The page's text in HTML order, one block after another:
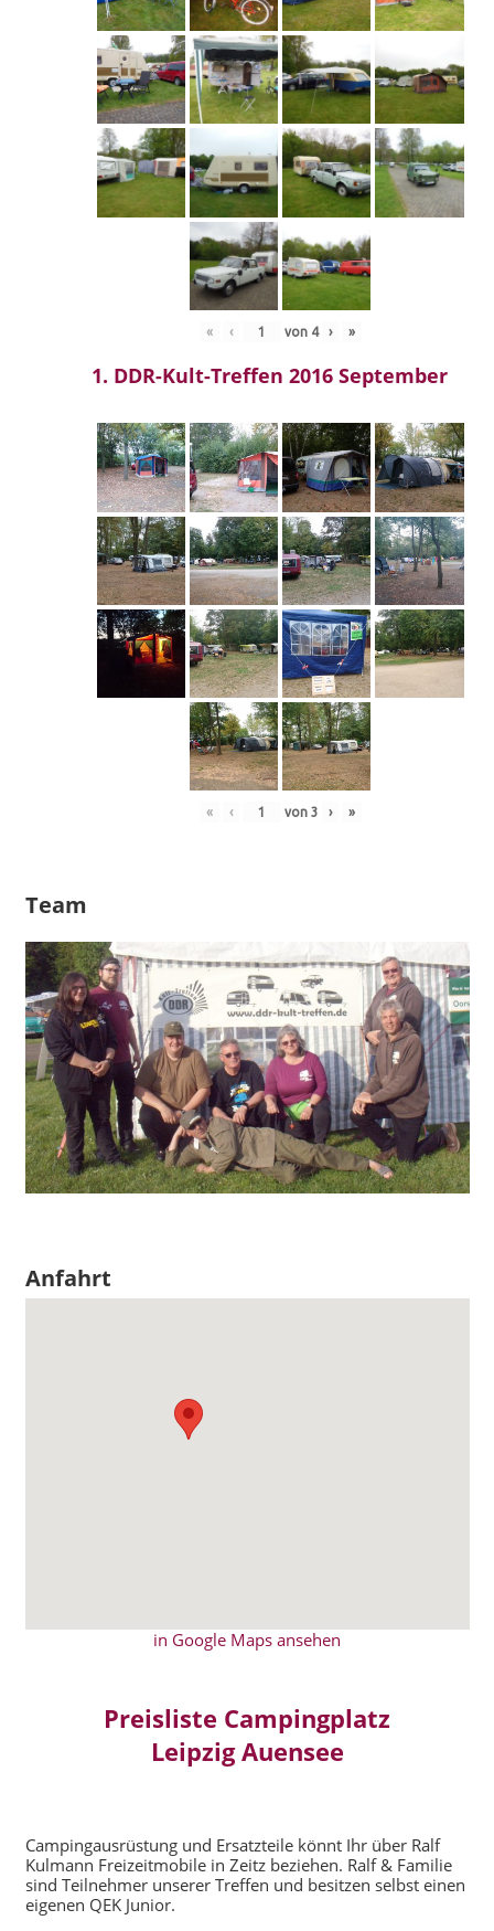
« ‹ von 4 › »
1. DDR-Kult-Treffen 2016 September
« ‹ von 3 › »
Team
Anfahrt
in Google Maps ansehen
Preisliste Campingplatz
Leipzig Auensee
Campingausrüstung und Ersatzteile könnt Ihr über Ralf
Kulmann Freizeitmobile in Zeitz beziehen. Ralf & Familie
sind Teilnehmer unserer Treffen und besitzen selbst einen
eigenen QEK Junior.